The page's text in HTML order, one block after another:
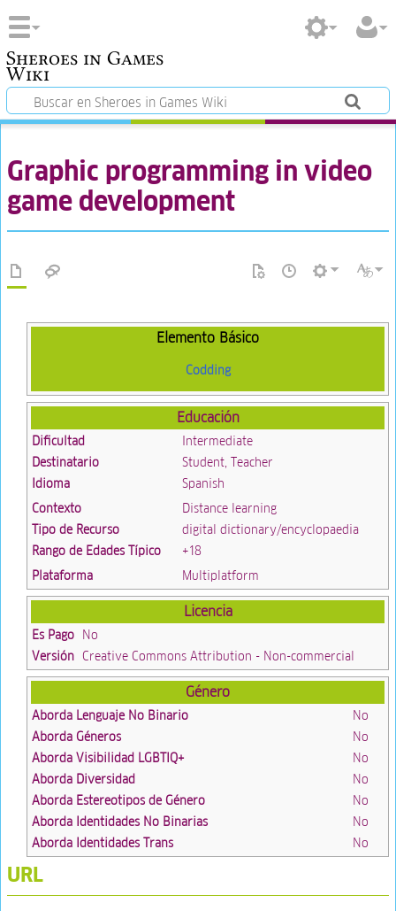
Sheroes in Games
Wiki
Graphic programming in video
game development
Elemento Básico
Codding
Educación
Dificultad
Intermediate
Destinatario
Student, Teacher
Idioma
Spanish
Contexto
Distance learning
Tipo de Recurso
digital dictionary/encyclopaedia
Rango de Edades Típico
+18
Plataforma
Multiplatform
Licencia
Es Pago No
Versión Creative Commons Attribution - Non-commercial
Género
Aborda Lenguaje No Binario
No
Aborda Géneros
No
Aborda Visibilidad LGBTIQ+
No
Aborda Diversidad
No
Aborda Estereotipos de Género
No
Aborda Identidades No Binarias
No
Aborda Identidades Trans
No
URL